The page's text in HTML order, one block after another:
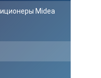
Midea